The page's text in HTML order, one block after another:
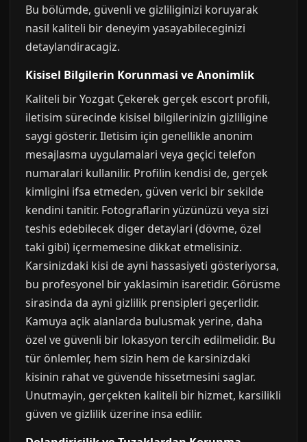
Bu bölümde, güvenli ve gizliliginizi koruyarak
nasil kaliteli bir deneyim yasayabileceginizi
detaylandiracagiz.
Kisisel Bilgilerin Korunmasi ve Anonimlik
Kaliteli bir Yozgat Çekerek gerçek escort profili,
iletisim sürecinde kisisel bilgilerinizin gizliligine
saygi gösterir. Iletisim için genellikle anonim
mesajlasma uygulamalari veya geçici telefon
numaralari kullanilir. Profilin kendisi de, gerçek
kimligini ifsa etmeden, güven verici bir sekilde
kendini tanitir. Fotograflarin yüzünüzü veya sizi
teshis edebilecek diger detaylari (dövme, özel
taki gibi) içermemesine dikkat etmelisiniz.
Karsinizdaki kisi de ayni hassasiyeti gösteriyorsa,
bu profesyonel bir yaklasimin isaretidir. Görüsme
sirasinda da ayni gizlilik prensipleri geçerlidir.
Kamuya açik alanlarda bulusmak yerine, daha
özel ve güvenli bir lokasyon tercih edilmelidir. Bu
tür önlemler, hem sizin hem de karsinizdaki
kisinin rahat ve güvende hissetmesini saglar.
Unutmayin, gerçekten kaliteli bir hizmet, karsilikli
güven ve gizlilik üzerine insa edilir.